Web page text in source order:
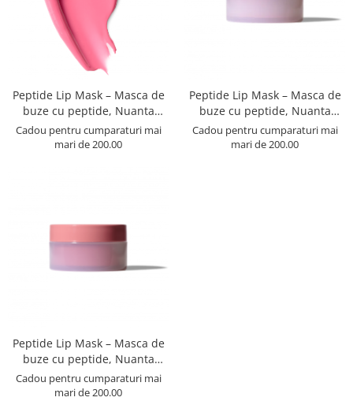
Baza machiaj
Peptide Lip Mask – Masca de
buze cu peptide, Nuanta
Cherry - 10g
Cadou pentru cumparaturi mai
mari de 200.00
Peptide Lip Mask – Masca de
buze cu peptide, Nuanta
Raspberry - 10g
Cadou pentru cumparaturi mai
mari de 200.00
Peptide Lip Mask – Masca de
buze cu peptide, Nuanta
Coffee - 10g
Cadou pentru cumparaturi mai
mari de 200.00